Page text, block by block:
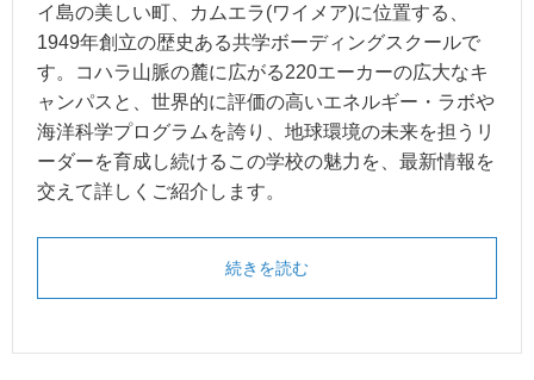
イ島の美しい町、カムエラ(ワイメア)に位置する、
1949年創立の歴史ある共学ボーディングスクールで
す。コハラ山脈の麓に広がる220エーカーの広大なキ
ャンパスと、世界的に評価の高いエネルギー・ラボや
海洋科学プログラムを誇り、地球環境の未来を担うリ
ーダーを育成し続けるこの学校の魅力を、最新情報を
交えて詳しくご紹介します。
続きを読む